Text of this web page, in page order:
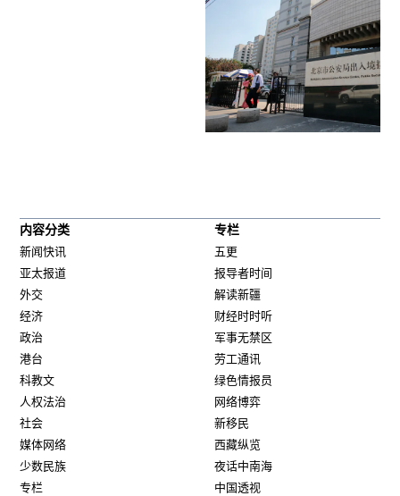
内容分类
新闻快讯
亚太报道
外交
经济
政治
港台
科教文
人权法治
社会
媒体网络
少数民族
专栏
专栏
五更
报导者时间
解读新疆
财经时时听
军事无禁区
劳工通讯
绿色情报员
网络博弈
新移民
西藏纵览
夜话中南海
中国透视